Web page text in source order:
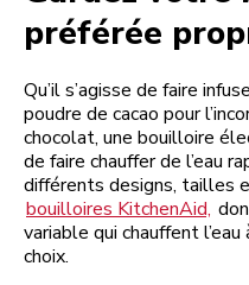
préférée
Qu’il s’agisse de faire
poudre de cacao pour
chocolat, une bouilloire
de faire chauffer de l’eau
différents designs, tailles
bouilloires KitchenAid,
variable qui chauffent
choix.